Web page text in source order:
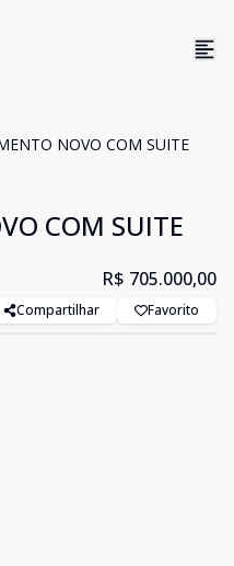
NOVO COM SUITE
COM SUITE
R$ 705.000,00
Compartilhar Favorito